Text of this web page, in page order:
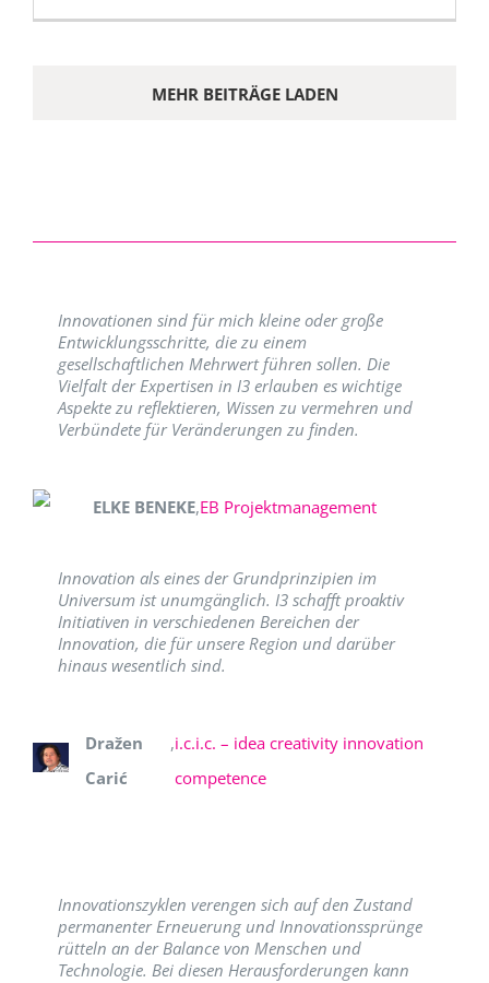
MEHR BEITRÄGE LADEN
Innovationen sind für mich kleine oder große
Entwicklungsschritte, die zu einem
gesellschaftlichen Mehrwert führen sollen. Die
Vielfalt der Expertisen in I3 erlauben es wichtige
Aspekte zu reflektieren, Wissen zu vermehren und
Verbündete für Veränderungen zu finden.
ELKE BENEKE,EB Projektmanagement
Innovation als eines der Grundprinzipien im
Universum ist unumgänglich. I3 schafft proaktiv
Initiativen in verschiedenen Bereichen der
Innovation, die für unsere Region und darüber
hinaus wesentlich sind.
Dražen
Carić
,i.c.i.c. – idea creativity innovation
competence
Innovationszyklen verengen sich auf den Zustand
permanenter Erneuerung und Innovationssprünge
rütteln an der Balance von Menschen und
Technologie. Bei diesen Herausforderungen kann